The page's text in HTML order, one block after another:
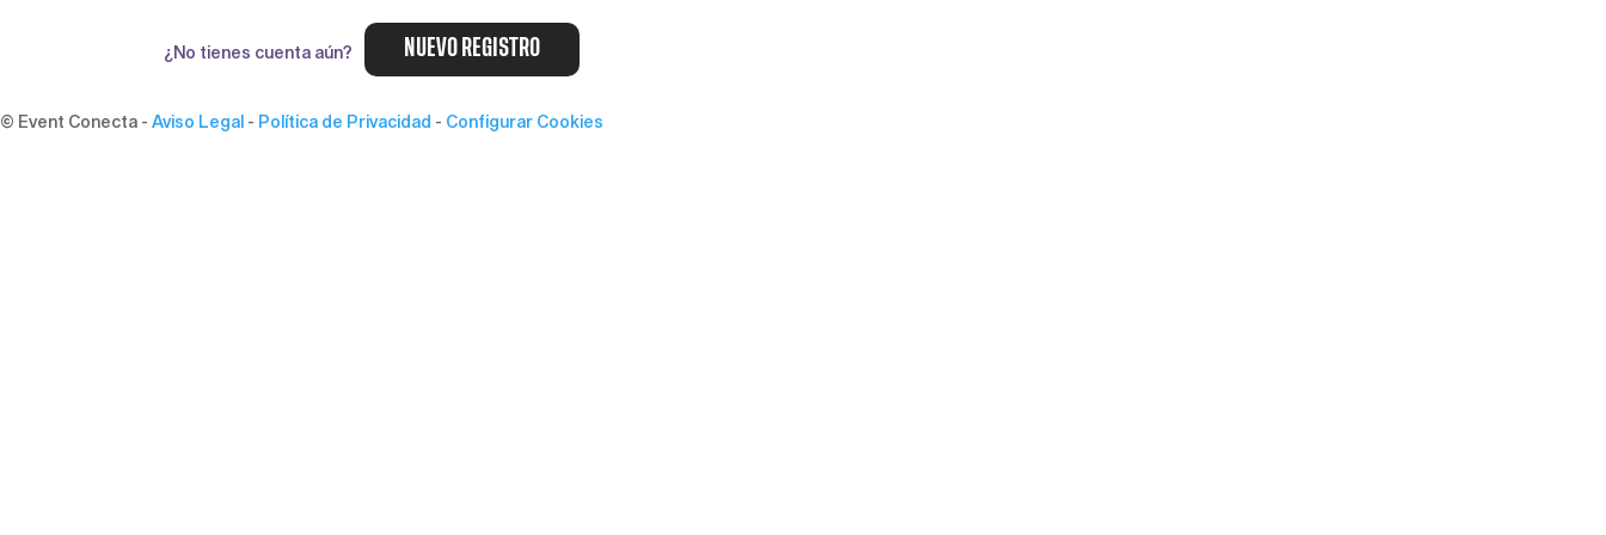
NUEVO REGISTRO
¿No tienes cuenta aún?
© Event Conecta - Aviso Legal - Política de Privacidad - Configurar Cookies